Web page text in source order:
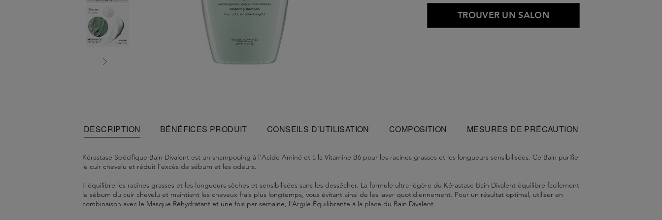
TROUVER UN SALON
DESCRIPTION BÉNÉFICES PRODUIT CONSEILS D’UTILISATION COMPOSITION MESURES DE PRÉCAUTION
Kérastase Spécifique Bain Divalent est un shampooing à l'Acide Aminé et à la Vitamine B6 pour les racines grasses et les longueurs sensibilisées. Ce Bain purifie
le cuir chevelu et réduit l'excès de sébum et les odeurs.
Il équilibre les racines grasses et les longueurs sèches et sensibilisées sans les dessécher. La formule ultra-légère du Kérastase Bain Divalent équilibre facilement
le sébum du cuir chevelu et maintient les cheveux frais plus longtemps, vous évitant ainsi de les laver quotidiennement. Pour un résultat optimal, utiliser en
combinaison avec le Masque Réhydratant et une fois par semaine, l'Argile Équilibrante à la place du Bain Divalent.